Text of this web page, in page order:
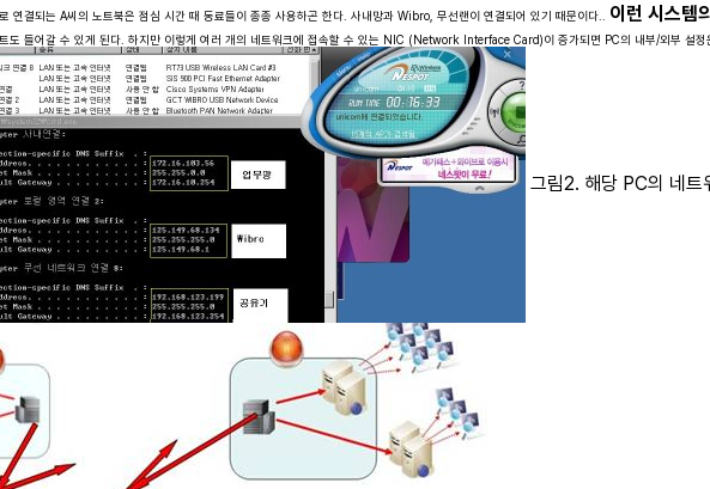
연결되는 A씨의 노트북은 점심 시간 때 동료들이 종종 사용하곤 한다. 사내망과 Wibro, 무선랜이 연결되어 있기 때문이다.. 이런 시스템
도 들어갈 수 있게 된다. 하지만 이렇게 여러 개의 네트워크에 접속할 수 있는 NIC (Network Interface Card)이 증가되면 PC의 내부/외부 설정
그림2. 해당 PC의 네트